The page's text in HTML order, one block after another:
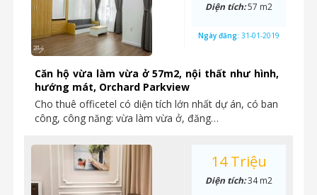
Căn hộ vừa làm vừa ở 57m2, nội thất như hình,
hướng mát, Orchard Parkview
Cho thuê officetel có diện tích lớn nhất dự án, có ban
công, công năng: vừa làm vừa ở, đăng…
Diện tích:57 m2
Ngày đăng: 31-01-2019
14 Triệu
Diện tích:34 m2